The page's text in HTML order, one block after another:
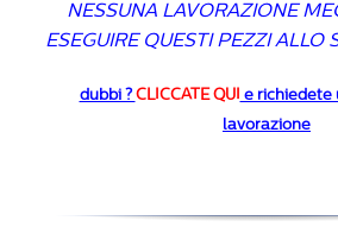
NESSUNA LAVORAZIONE
ESEGUIRE QUESTI PEZZI ALLO
dubbi ?CLICCATE QUI e richiedete
lavorazione